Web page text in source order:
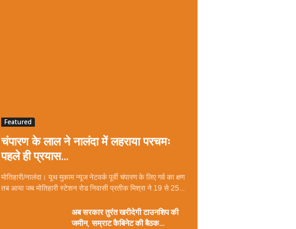
Featured
चंपारण के लाल ने नालंदा में लहराया परचमः
पहले ही प्रयास...
मोतिहारी/नालंदा। यूथ मुकाम न्यूज नेटवर्क पूर्वी चंपारण के लिए गर्व का क्षण
तब आया जब मोतिहारी स्टेशन रोड निवासी प्रतीक मिश्रा ने 19 से 25...
अब सरकार तुरंत खरीदेगी टाउनशिप की
जमीन, सम्राट कैबिनेट की बैठक...